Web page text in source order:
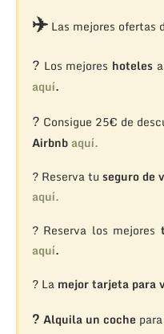
✈️Las mejores ofertas
? Los mejores hotelesa
aquí.
? Consigue 25€ de
Airbnb aquí.
? Reserva tu seguro de
aquí.
? Reserva los mejores
aquí.
? La mejor tarjeta para
? Alquila un coche